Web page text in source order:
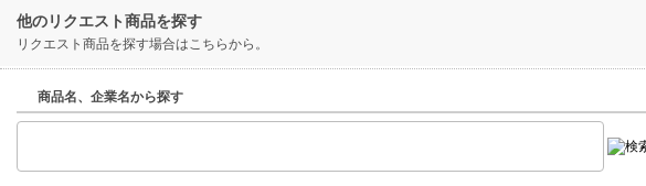
他のリクエスト商品を探す
リクエスト商品を探す場合はこちらから。
商品名、企業名から探す